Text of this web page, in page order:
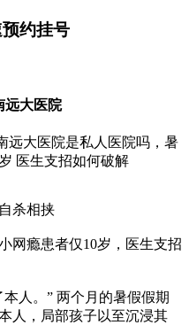
约挂号
远大医院
大医院是私人医院吗，暑
医生支招如何破解
杀相挟
瘾患者仅10岁，医生支招
人。” 两个月的暑假假期
人，局部孩子以至沉浸其